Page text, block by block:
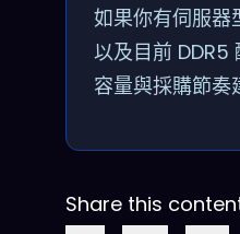
如果你有伺服
以及目前 DDR5
容量與採購節奏
Share this